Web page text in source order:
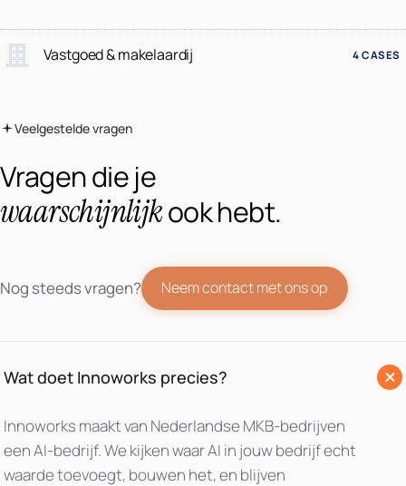
Vastgoed & makelaardij 4 CASES
Veelgestelde vragen
Vragen die je
waarschijnlijkook hebt.
Nog steeds vragen? Neem contact met ons op
Wat doet Innoworks precies?
Innoworks maakt van Nederlandse MKB-bedrijven
een AI-bedrijf. We kijken waar AI in jouw bedrijf echt
waarde toevoegt, bouwen het, en blijven